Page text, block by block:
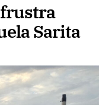
frustra
Sarita